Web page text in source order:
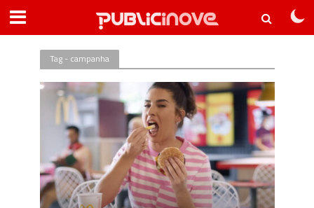
Tag - campanha